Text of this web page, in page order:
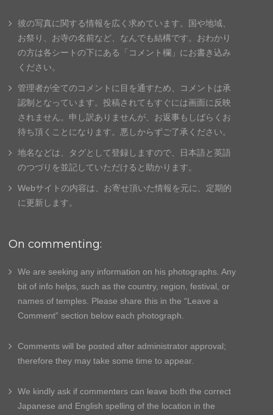
彼の写真に関する情報を広く求めています。国や地域、
お祭り、お寺の名前など、なんでも結構です。 おわかり
の方は各シートの下にある「コメント欄」 にお書き込み
ください。
管理者が全てのコメントに目を通すため、 コメントは承
認制となっています。投稿されてもすぐには画面に反映
されません。申し訳ありませんが、 お返事もしばらくお
待ち頂くことになります。悪しからずご了承く ださい。
地名などは、タグとして登録しますので、日本語と英語
のつづりを並記していただけると助かります。
Webサイトの内容は、お寄せ頂いた情報を元に、 定期的
に更新します。
On commenting:
We are seeking any information on his photographs. Any
bit of info helps, such as the country, region, festival, or
names of temples. Please share this in the “Leave a
Comment” section below each photograph.
Comments will be posted after administrator approval;
therefore they may take some time to appear.
We kindly ask if commenters can leave both the correct
Japanese and English spelling of the location in the